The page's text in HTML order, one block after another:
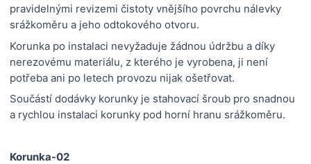
pravidelnými revizemi čistoty vnějšího povrchu nálevky
srážkoměru a jeho odtokového otvoru.
Korunka po instalaci nevyžaduje žádnou údržbu a díky
nerezovému materiálu, z kterého je vyrobena, ji není
potřeba ani po letech provozu nijak ošetřovat.
Součástí dodávky korunky je stahovací šroub pro snadnou
a rychlou instalaci korunky pod horní hranu srážkoměru.
Korunka-02